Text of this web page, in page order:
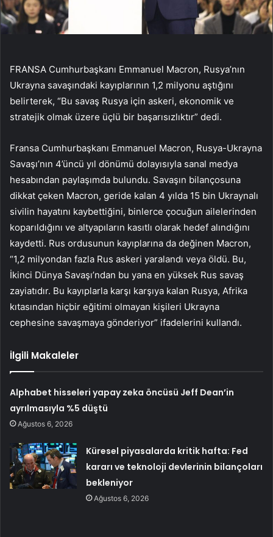
FRANSA Cumhurbaşkanı Emmanuel Macron, Rusya’nın
Ukrayna savaşındaki kayıplarının 1,2 milyonu aştığını
belirterek, “Bu savaş Rusya için askeri, ekonomik ve
stratejik olmak üzere üçlü bir başarısızlıktır” dedi.
Fransa Cumhurbaşkanı Emmanuel Macron, Rusya-Ukrayna
Savaşı’nın 4’üncü yıl dönümü dolayısıyla sanal medya
hesabından paylaşımda bulundu. Savaşın bilançosuna
dikkat çeken Macron, geride kalan 4 yılda 15 bin Ukraynalı
sivilin hayatını kaybettiğini, binlerce çocuğun ailelerinden
koparıldığını ve altyapıların kasıtlı olarak hedef alındığını
kaydetti. Rus ordusunun kayıplarına da değinen Macron,
“1,2 milyondan fazla Rus askeri yaralandı veya öldü. Bu,
İkinci Dünya Savaşı’ndan bu yana en yüksek Rus savaş
zayiatıdır. Bu kayıplarla karşı karşıya kalan Rusya, Afrika
kıtasından hiçbir eğitimi olmayan kişileri Ukrayna
cephesine savaşmaya gönderiyor” ifadelerini kullandı.
İlgili Makaleler
Alphabet hisseleri yapay zeka öncüsü Jeff Dean’in
ayrılmasıyla %5 düştü
Ağustos 6, 2026
Küresel piyasalarda kritik hafta: Fed
kararı ve teknoloji devlerinin bilançoları
bekleniyor
Ağustos 6, 2026